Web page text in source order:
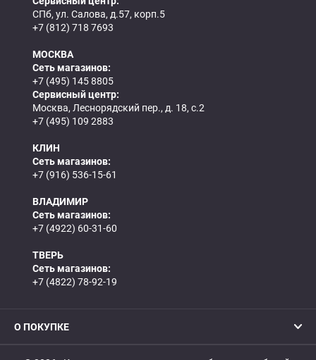
СПб, ул. Салова, д.57, корп.5
+7 (812) 718 7693
МОСКВА
Сеть магазинов:
+7 (495) 145 8805
Сервисный центр:
Москва, Леснорядский пер., д. 18, с.2
+7 (495) 109 2883
КЛИН
Сеть магазинов:
+7 (916) 536-15-61
ВЛАДИМИР
Сеть магазинов:
+7 (4922) 60-31-60
ТВЕРЬ
Сеть магазинов:
+7 (4822) 78-92-19
О ПОКУПКЕ